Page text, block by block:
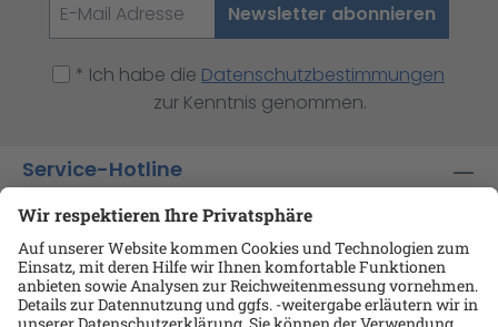
Newsletter abonnieren
* Ich habe die Datenschutzbestimmungen
zur Kenntnis genommen.
Service-Hotline
Shop-Service
Informationen